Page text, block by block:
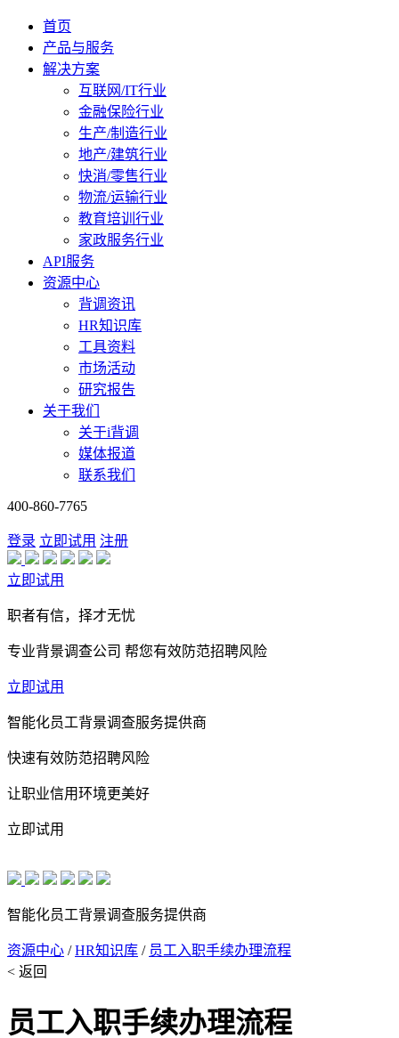
首页
产品与服务
解决方案
互联网/IT行业
金融保险行业
生产/制造行业
地产/建筑行业
快消/零售行业
物流/运输行业
教育培训行业
家政服务行业
API服务
资源中心
背调资讯
HR知识库
工具资料
市场活动
研究报告
关于我们
关于i背调
媒体报道
联系我们
400-860-7765
登录 立即试用 注册
立即试用
职者有信，择才无忧
专业背景调查公司 帮您有效防范招聘风险
立即试用
智能化员工背景调查服务提供商
快速有效防范招聘风险
让职业信用环境更美好
立即试用
智能化员工背景调查服务提供商
资源中心 /HR知识库 / 员工入职手续办理流程
< 返回
员工入职手续办理流程